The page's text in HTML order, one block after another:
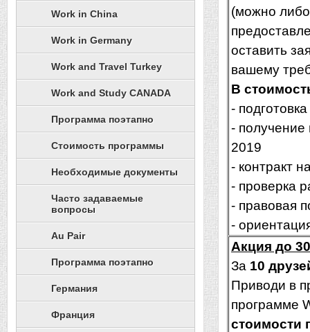
Work in China
Work in Germany
Work and Travel Turkey
Work and Study CANADA
Программа поэтапно
Стоимость программы
Необходимые документы
Часто задаваемые
вопросы
Au Pair
Программа поэтапно
Германия
Франция
(можно
оставить
вашему
В
-
-
2019
- контракт
- проверка
- правовая
-
Акция до
За 10
Приводи в
программе
стоимости